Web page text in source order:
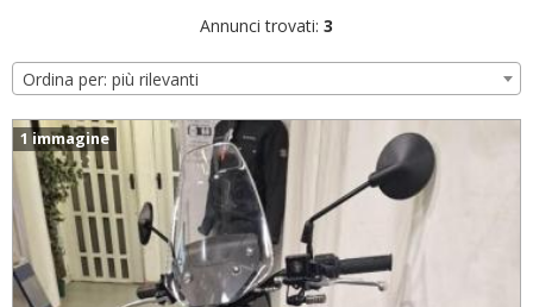
Annunci trovati: 3
Ordina per: più rilevanti
1 immagine